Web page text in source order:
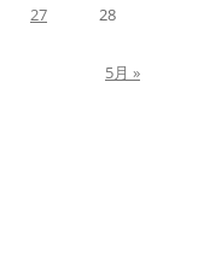
27
28
5月 »